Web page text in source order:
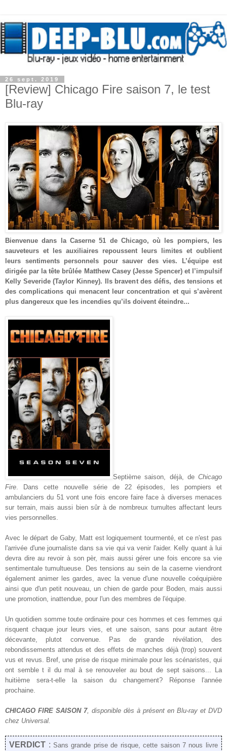
26 sept. 2019
[Review] Chicago Fire saison 7, le test
Blu-ray
Bienvenue dans la Caserne 51 de Chicago, où les pompiers, les
sauveteurs et les auxiliaires repoussent leurs limites et oublient
leurs sentiments personnels pour sauver des vies. L’équipe est
dirigée par la tête brûlée Matthew Casey (Jesse Spencer) et l’impulsif
Kelly Severide (Taylor Kinney). Ils bravent des défis, des tensions et
des complications qui menacent leur concentration et qui s’avèrent
plus dangereux que les incendies qu’ils doivent éteindre...
Septième saison, déjà, de Chicago
Fire. Dans cette nouvelle série de 22 épisodes, les pompiers et
ambulanciers du 51 vont une fois encore faire face à diverses menaces
sur terrain, mais aussi bien sûr à de nombreux tumultes affectant leurs
vies personnelles.
Avec le départ de Gaby, Matt est logiquement tourmenté, et ce n'est pas
l'arrivée d'une journaliste dans sa vie qui va venir l'aider. Kelly quant à lui
devra dire au revoir à son pèr, mais aussi gérer une fois encore sa vie
sentimentale tumultueuse. Des tensions au sein de la caserne viendront
également animer les gardes, avec la venue d'une nouvelle coéquipière
ainsi que d'un petit nouveau, un chien de garde pour Boden, mais aussi
une promotion, inattendue, pour l'un des membres de l'équipe.
Un quotidien somme toute ordinaire pour ces hommes et ces femmes qui
risquent chaque jour leurs vies, et une saison, sans pour autant être
décevante, plutot convenue. Pas de grande révélation, des
rebondissements attendus et des effets de manches déjà (trop) souvent
vus et revus. Bref, une prise de risque minimale pour les scénaristes, qui
ont semble t il du mal à se renouveler au bout de sept saisons... La
huitième sera-t-elle la saison du changement? Réponse l'année
prochaine.
CHICAGO FIRE SAISON 7, disponible dès à présent en Blu-ray et DVD
chez Universal.
VERDICT :Sans grande prise de risque, cette saison 7 nous livre